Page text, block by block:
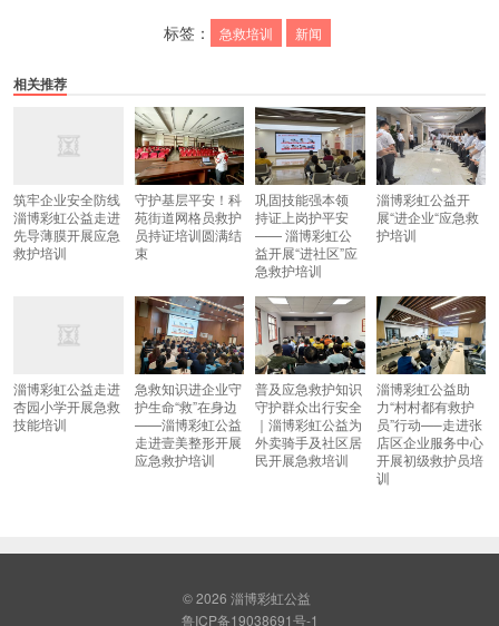
标签： 急救培训 新闻
相关推荐
筑牢企业安全防线
淄博彩虹公益走进
先导薄膜开展应急
救护培训
守护基层平安！科
苑街道网格员救护
员持证培训圆满结
束
巩固技能强本领
持证上岗护平安
—— 淄博彩虹公
益开展“进社区”应
急救护培训
淄博彩虹公益开
展“进企业“应急救
护培训
淄博彩虹公益走进
杏园小学开展急救
技能培训
急救知识进企业守
护生命“救”在身边
——淄博彩虹公益
走进壹美整形开展
应急救护培训
普及应急救护知识
守护群众出行安全
｜淄博彩虹公益为
外卖骑手及社区居
民开展急救培训
淄博彩虹公益助
力“村村都有救护
员”行动—–走进张
店区企业服务中心
开展初级救护员培
训
© 2026 淄博彩虹公益
鲁ICP备19038691号-1